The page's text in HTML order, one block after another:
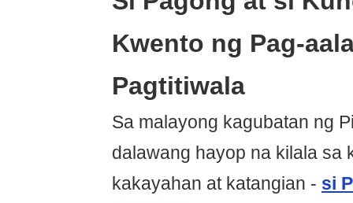
Kwento ng Pag-
Pagtitiwala
Sa malayong kagubatan ng
dalawang hayop na kilala sa
kakayahan at katangian - si